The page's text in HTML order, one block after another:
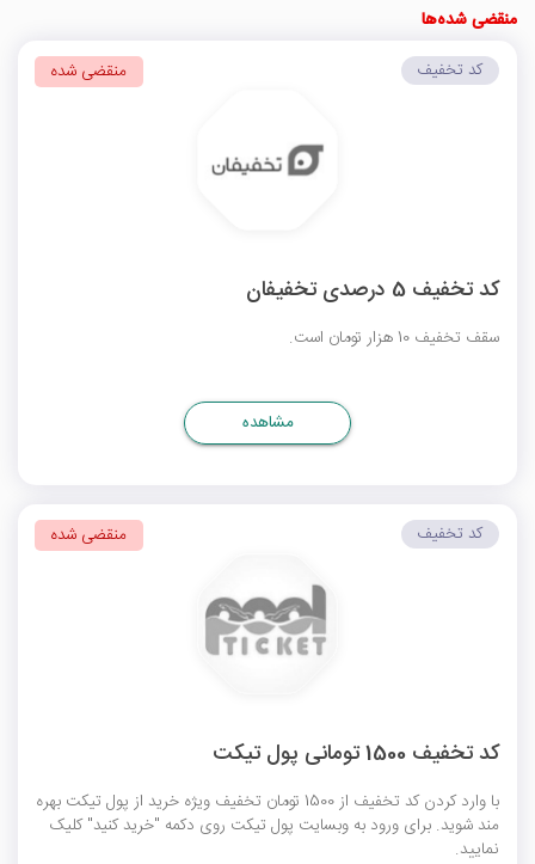
منقضی شده‌ها
کد تخفیف 5 درصدی تخفیفان
سقف تخفیف 10 هزار تومان است.
کد تخفیف منقضی شده
مشاهده
کد تخفیف 1500 تومانی پول تیکت
با وارد کردن کد تخفیف از 1500 تومان تخفیف ویژه خرید از پول تیکت بهره
مند شوید. برای ورود به وبسایت پول تیکت روی دکمه "خرید کنید" کلیک
نمایید.
کد تخفیف منقضی شده